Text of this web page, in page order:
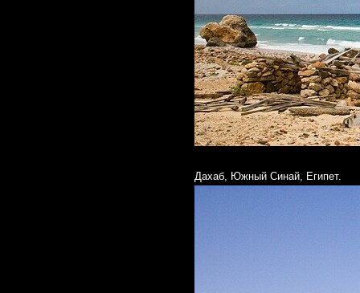
Дахаб, Южный Синай, Египет.